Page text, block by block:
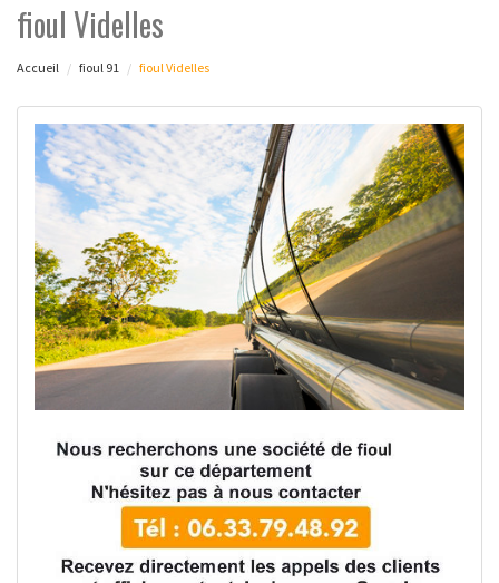
fioul Videlles
Accueil fioul 91 fioul Videlles